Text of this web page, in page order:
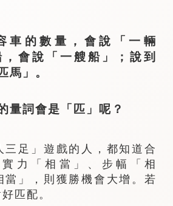
的數量，會說「一輛
會說「一艘船」；說到
馬」。
詞會是「匹」呢？
足」遊戲的人，都知道合
力「相當」、步幅「相
當」，則獲勝機會大增。若
匹配。